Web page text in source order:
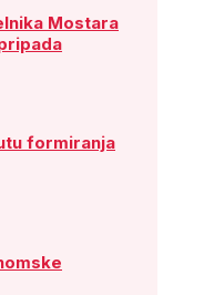
Mostara
formiranja